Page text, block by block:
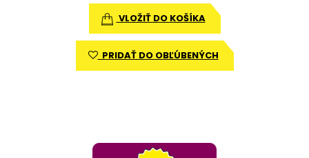
VLOŽIŤ DO KOŠÍKA
PRIDAŤ DO OBĽÚBENÝCH